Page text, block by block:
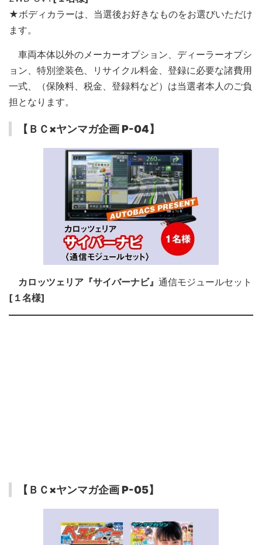
★ボディカラーは、当選後お好きなものをお選びいただけ
ます。
車両本体以外のメーカーオプション、ディーラーオプシ
ョン、特別塗装色、リサイクル料金、登録に必要な諸費用
一式、（保険料、税金、登録料など）は当選者本人のご負
担となります。
【ＢＣ×ヤンマガ企画 P-04】
カロッツェリア『サイバーナビ』 通信モジュールセット
[１名様]
【ＢＣ×ヤンマガ企画 P-05】